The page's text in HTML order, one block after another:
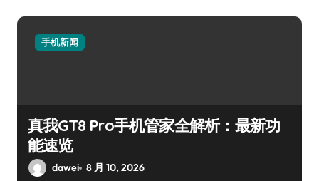
手机新闻
真我GT8 Pro手机管家全解析：最新功
能速览
dawei 8 月 10, 2026